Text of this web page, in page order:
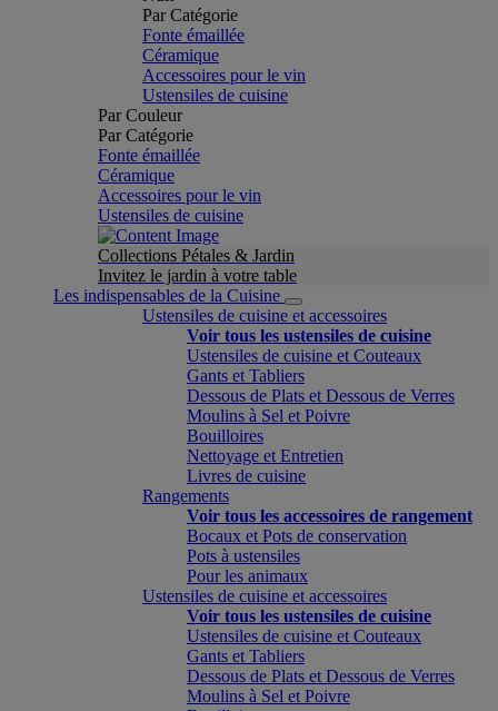
Par Catégorie
Fonte émaillée
Céramique
Accessoires pour le vin
Ustensiles de cuisine
Par Couleur
Par Catégorie
Fonte émaillée
Céramique
Accessoires pour le vin
Ustensiles de cuisine
Collections Pétales & Jardin
Invitez le jardin à votre table
Les indispensables de la Cuisine
Ustensiles de cuisine et accessoires
Voir tous les ustensiles de cuisine
Ustensiles de cuisine et Couteaux
Gants et Tabliers
Dessous de Plats et Dessous de Verres
Moulins à Sel et Poivre
Bouilloires
Nettoyage et Entretien
Livres de cuisine
Rangements
Voir tous les accessoires de rangement
Bocaux et Pots de conservation
Pots à ustensiles
Pour les animaux
Ustensiles de cuisine et accessoires
Voir tous les ustensiles de cuisine
Ustensiles de cuisine et Couteaux
Gants et Tabliers
Dessous de Plats et Dessous de Verres
Moulins à Sel et Poivre